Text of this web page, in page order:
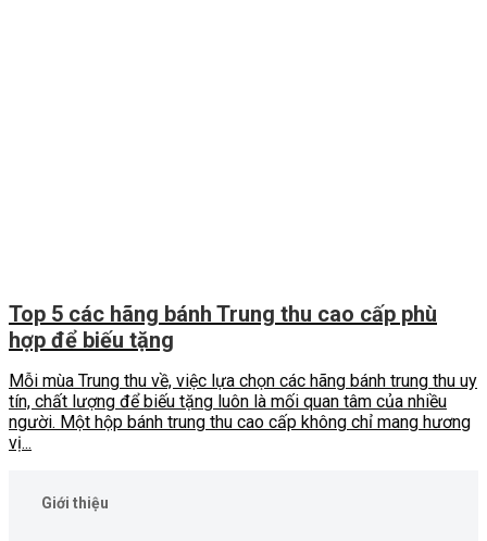
Top 5 các hãng bánh Trung thu cao cấp phù
hợp để biếu tặng
Mỗi mùa Trung thu về, việc lựa chọn các hãng bánh trung thu uy
tín, chất lượng để biếu tặng luôn là mối quan tâm của nhiều
người. Một hộp bánh trung thu cao cấp không chỉ mang hương
vị...
Giới thiệu